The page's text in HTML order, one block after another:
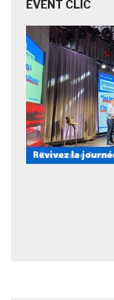
EVENT CLIC